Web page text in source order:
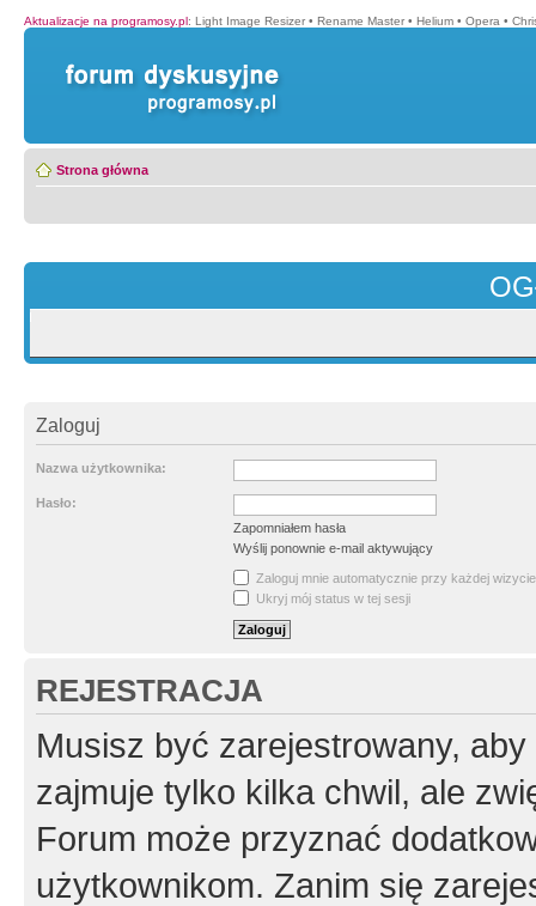
Aktualizacje na programosy.pl: Light Image Resizer • Rename Master • Helium • Opera •
Strona główna
Zaloguj
Nazwa użytkownika:
Hasło:
Zapomniałem hasła
Wyślij ponownie e-mail aktywujący
Zaloguj mnie automatycznie przy każdej wizycie
Ukryj mój status w tej sesji
REJESTRACJA
Musisz być zarejestrowany,
zajmuje tylko kilka chwil, ale
Forum może przyznać
użytkownikom. Zanim się